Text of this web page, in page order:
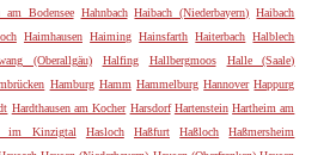
am Bodensee Hahnbach Haibach (Niederbayern) Haibach
Haimhausen Haiming Hainsfarth Haiterbach Halblech
(Oberallgäu) Halfing Hallbergmoos
Halle (Saale)
Hamburg Hamm Hammelburg Hannover Happurg
Hardthausen am Kocher Harsdorf Hartenstein Hartheim am
im Kinzigtal Hasloch Haßfurt Haßloch
Haßmersheim